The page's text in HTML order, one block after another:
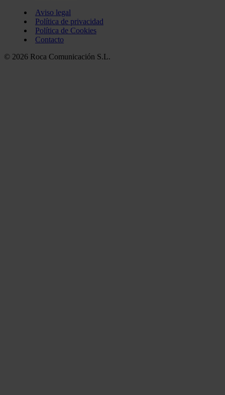
Aviso legal
Política de privacidad
Política de Cookies
Contacto
© 2026 Roca Comunicación S.L.